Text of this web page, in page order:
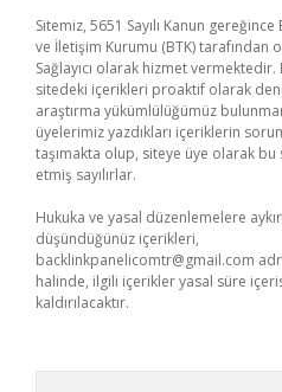
Sitemiz, 5651 Sayılı Kanun
ve İletişim Kurumu (BTK) tarafından
Sağlayıcı olarak hizmet vermektedir.
sitedeki içerikleri proaktif olarak
araştırma yükümlülüğümüz
üyelerimiz yazdıkları içeriklerin
taşımakta olup, siteye üye olarak
etmiş sayılırlar.
Hukuka ve yasal düzenlemelere
düşündüğünüz içerikleri,
backlinkpanelicomtr@gmail.com
halinde, ilgili içerikler yasal süre
kaldırılacaktır.